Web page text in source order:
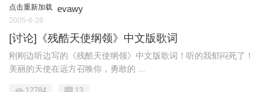
点击重新加载 evawy
2005-6-28
[讨论]《残酷天使纲领》中文版歌词
刚刚边听边写的《残酷天使纲领》中文版歌词！听的我郁闷死了！
美丽的天使在远方召唤你，勇敢的 ...